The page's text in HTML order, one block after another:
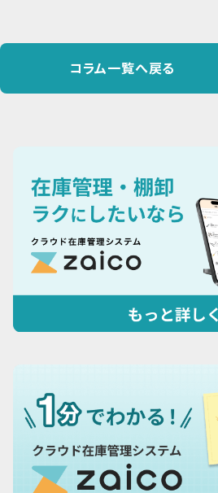
コラム一覧へ戻る